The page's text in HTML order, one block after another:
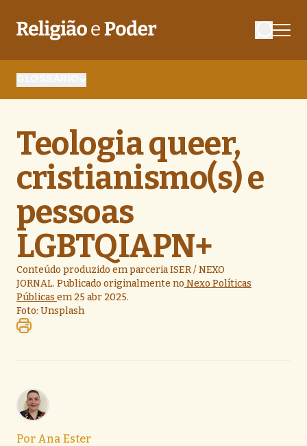
Teologia queer,
cristianismo(s) e
pessoas
LGBTQIAPN+
Conteúdo produzido em parceria ISER / NEXO
JORNAL. Publicado originalmente no Nexo Políticas
Públicas em 25 abr 2025.
Foto: Unsplash
Por Ana Ester